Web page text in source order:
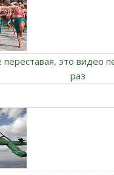
переставая, это видео
раз